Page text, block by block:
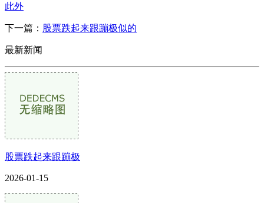
此外
下一篇： 股票跌起来跟蹦极似的
最新新闻
股票跌起来跟蹦极
2026-01-15